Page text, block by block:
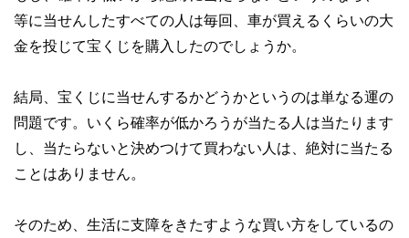
等に当せんしたすべての人は毎回、車が買えるくらいの大
金を投じて宝くじを購入したのでしょうか。
結局、宝くじに当せんするかどうかというのは単なる運の
問題です。いくら確率が低かろうが当たる人は当たります
し、当たらないと決めつけて買わない人は、絶対に当たる
ことはありません。
そのため、生活に支障をきたすような買い方をしているの